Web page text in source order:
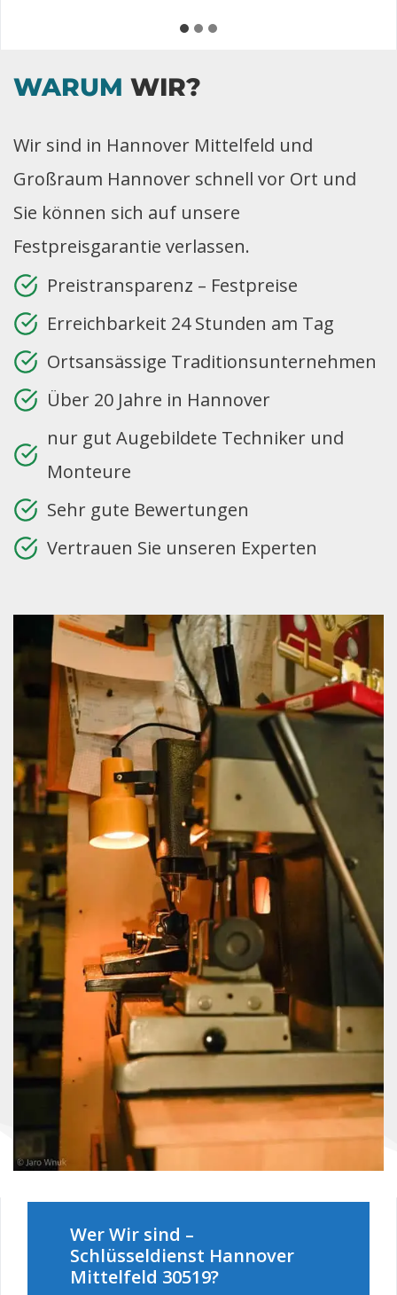
WARUM WIR?
Wir sind in Hannover Mittelfeld und
Großraum Hannover schnell vor Ort und
Sie können sich auf unsere
Festpreisgarantie verlassen.
Preistransparenz – Festpreise
Erreichbarkeit 24 Stunden am Tag
Ortsansässige Traditionsunternehmen
Über 20 Jahre in Hannover
nur gut Augebildete Techniker und
Monteure
Sehr gute Bewertungen
Vertrauen Sie unseren Experten
Wer Wir sind –
Schlüsseldienst Hannover
Mittelfeld 30519?